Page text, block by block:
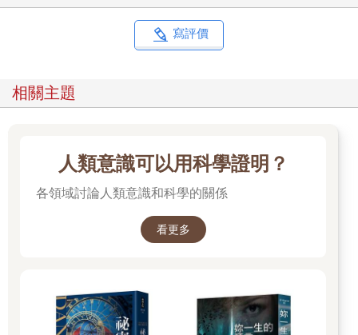
寫評價
相關主題
人類意識可以用科學證明？
各領域討論人類意識和科學的關係
看更多